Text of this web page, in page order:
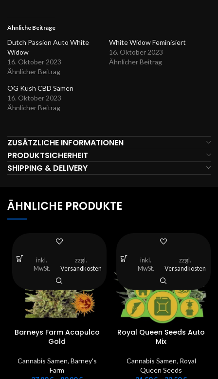
Ähnliche Beiträge
Dutch Passion Auto White
Widow
16. Oktober 2023
Ähnlicher Beitrag
White Widow Feminisiert
16. Oktober 2023
Ähnlicher Beitrag
OG Kush CBD Samen
16. Oktober 2023
Ähnlicher Beitrag
ZUSÄTZLICHE INFORMATIONEN
PRODUKTSICHERHEIT
SHIPPING & DELIVERY
ÄHNLICHE PRODUKTE
Barneys Farm Acapulco
Gold
Cannabis Samen, Barney's
Farm
inkl.
MwSt.
zzgl.
Versandkosten
Royal Queen Seeds Auto
Mix
Cannabis Samen, Royal
Queen Seeds
inkl.
MwSt.
zzgl.
Versandkosten